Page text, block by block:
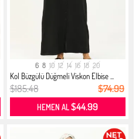
6 8 10 12 14 16 18 20
Kol Büzgülü Düğmeli Viskon Elbise ...
$185.48 $74.99
HEMEN AL$44.99